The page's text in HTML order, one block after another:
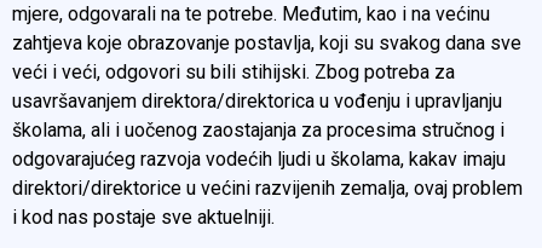
mjere, odgovarali na te potrebe. Međutim, kao i na većinu
zahtjeva koje obrazovanje postavlja, koji su svakog dana sve
veći i veći, odgovori su bili stihijski. Zbog potreba za
usavršavanjem direktora/direktorica u vođenju i upravljanju
školama, ali i uočenog zaostajanja za procesima stručnog i
odgovarajućeg razvoja vodećih ljudi u školama, kakav imaju
direktori/direktorice u većini razvijenih zemalja, ovaj problem
i kod nas postaje sve aktuelniji.